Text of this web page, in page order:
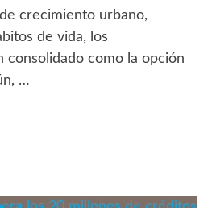
crecimiento urbano,
de vida, los
consolidado como la opción
…